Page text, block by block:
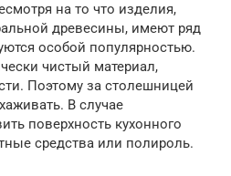
на то что изделия,
древесины, имеют ряд
особой популярностью.
чистый материал,
Поэтому за столешницей
В случае
поверхность кухонного
средства или полироль.